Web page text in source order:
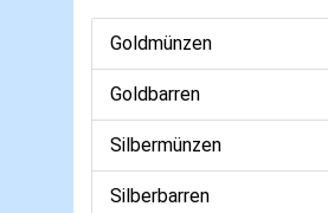
Goldmünzen
Goldbarren
Silbermünzen
Silberbarren